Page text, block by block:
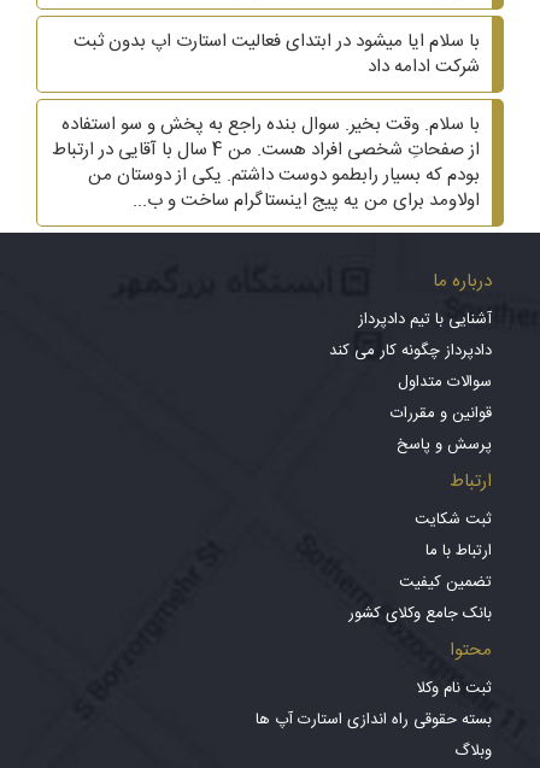
با سلام ایا میشود در ابتدای فعالیت استارت اپ بدون ثبت
شرکت ادامه داد
با سلام. وقت بخیر. سوال بنده راجع به پخش و سو استفاده
از صفحاتِ شخصی افراد هست. من 4 سال با آقایی در ارتباط
بودم که بسیار رابطمو دوست داشتم. یکی از دوستان من
اولاومد برای من یه پیج اینستاگرام ساخت و ب...
درباره ما
آشنایی با تیم دادپرداز
دادپرداز چگونه کار می کند
سوالات متداول
قوانین و مقررات
پرسش و پاسخ
ارتباط
ثبت شکایت
ارتباط با ما
تضمین کیفیت
بانک جامع وکلای کشور
محتوا
ثبت نام وکلا
بسته حقوقی راه اندازی استارت آپ ها
وبلاگ